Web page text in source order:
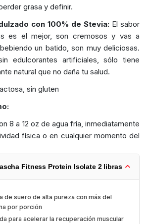
grasa y definir.
con 100% de Stevia: El sabor
es el mejor, son cremosos y vas a
un batido, son muy deliciosas.
edulcorantes artificiales, sólo tiene
natural que no daña tu salud.
sin gluten
8 a 12 oz de agua fría, inmediatamente
física o en cualquier momento del
Fitness Protein Isolate 2 libras
de suero de alta pureza con más del
por porción
para acelerar la recuperación muscular